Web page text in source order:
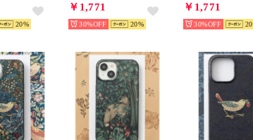
20
￥1,771
30% 20
￥1,771
30% 20